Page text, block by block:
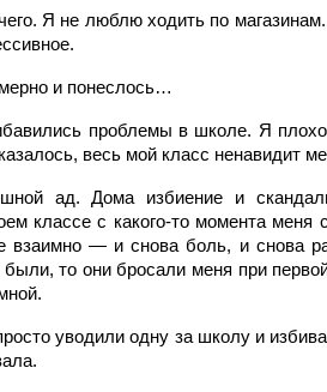
Я не люблю ходить по
и понеслось…
проблемы в школе. Я
весь мой класс ненавидит
ад. Дома избиение и
классе с какого-то момента
взаимно — и снова боль, и снова
то они бросали меня при
уводили одну за школу и